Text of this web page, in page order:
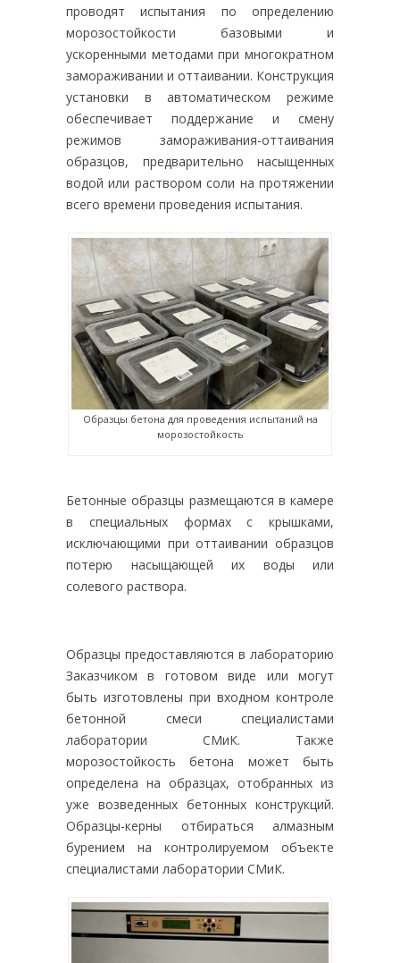
проводят испытания по определению
морозостойкости базовыми и
ускоренными методами при многократном
замораживании и оттаивании. Конструкция
установки в автоматическом режиме
обеспечивает поддержание и смену
режимов замораживания-оттаивания
образцов, предварительно насыщенных
водой или раствором соли на протяжении
всего времени проведения испытания.
Образцы бетона для проведения испытаний на
морозостойкость
Бетонные образцы размещаются в камере
в специальных формах с крышками,
исключающими при оттаивании образцов
потерю насыщающей их воды или
солевого раствора.
Образцы предоставляются в лабораторию
Заказчиком в готовом виде или могут
быть изготовлены при входном контроле
бетонной смеси специалистами
лаборатории СМиК. Также
морозостойкость бетона может быть
определена на образцах, отобранных из
уже возведенных бетонных конструкций.
Образцы-керны отбираться алмазным
бурением на контролируемом объекте
специалистами лаборатории СМиК.